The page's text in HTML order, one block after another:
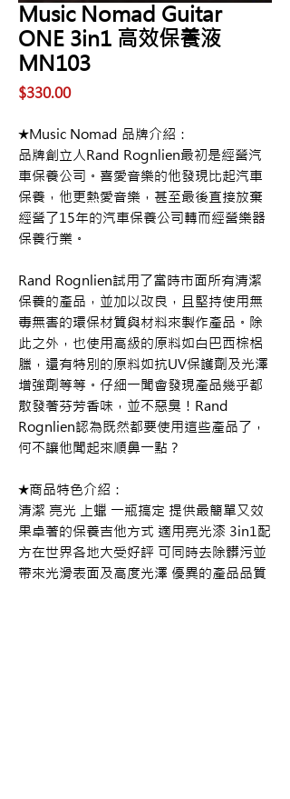
Music Nomad Guitar
ONE 3in1 高效保養液
MN103
$330.00價
★Music Nomad 品牌介紹：
品牌創立人Rand Rognlien最初是經營汽
車保養公司。喜愛音樂的他發現比起汽車
保養，他更熱愛音樂，甚至最後直接放棄
經營了15年的汽車保養公司轉而經營樂器
保養行業。
Rand Rognlien試用了當時市面所有清潔
保養的產品，並加以改良，且堅持使用無
毒無害的環保材質與材料來製作產品。除
此之外，也使用高級的原料如白巴西棕梠
臘，還有特別的原料如抗UV保護劑及光澤
增強劑等等。仔細一聞會發現產品幾乎都
散發著芬芳香味，並不惡臭！Rand
Rognlien認為既然都要使用這些產品了，
何不讓他聞起來順鼻一點？
★商品特色介紹：
清潔 亮光 上蠟 一瓶搞定 提供最簡單又效
果卓著的保養吉他方式 適用亮光漆 3in1配
方在世界各地大受好評 可同時去除髒污並
帶來光滑表面及高度光澤 優異的產品品質